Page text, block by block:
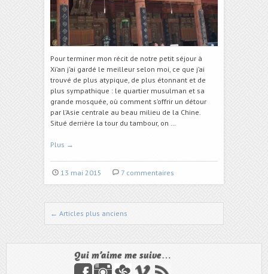
Pour terminer mon récit de notre petit séjour à
Xi’an j’ai gardé le meilleur selon moi, ce que j’ai
trouvé de plus atypique, de plus étonnant et de
plus sympathique : le quartier musulman et sa
grande mosquée, où comment s’offrir un détour
par l’Asie centrale au beau milieu de la Chine.
Situé derrière la tour du tambour, on …
Plus →
13 mai 2015 7 commentaires
Naviguer dans les articles
← Articles plus anciens
Qui m’aime me suive…